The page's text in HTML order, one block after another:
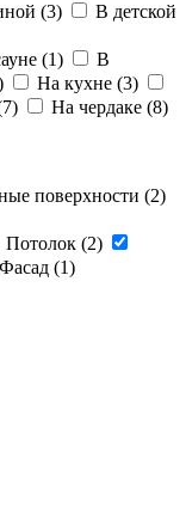
(3)
В детской
(1)
В
На кухне (3)
7) На чердаке (8)
поверхности (2)
Потолок (2)
Фасад (1)